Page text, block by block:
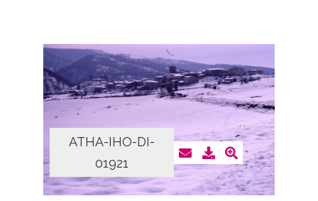
ATHA-IHO-DI-
01921